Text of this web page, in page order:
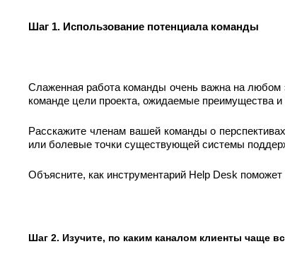
Шаг 1. Использование потенциала команды
Слаженная работа команды очень важна на любом
команде цели проекта, ожидаемые преимущества и
Расскажите членам вашей команды о
или болевые точки существующей системы
Объясните, как инструментарий Help Desk
Шаг 2. Изучите, по каким каналом клиенты чаще